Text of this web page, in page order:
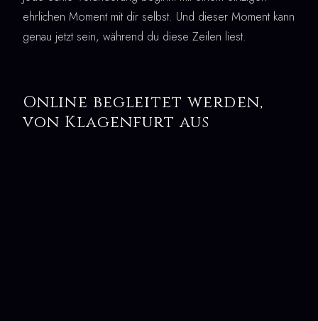
ehrlichen Moment mit dir selbst. Und dieser Moment kann
genau jetzt sein, während du diese Zeilen liest.
Online begleitet werden,
von Klagenfurt aus